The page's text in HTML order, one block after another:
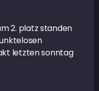
2. platz standen
letzten sonntag